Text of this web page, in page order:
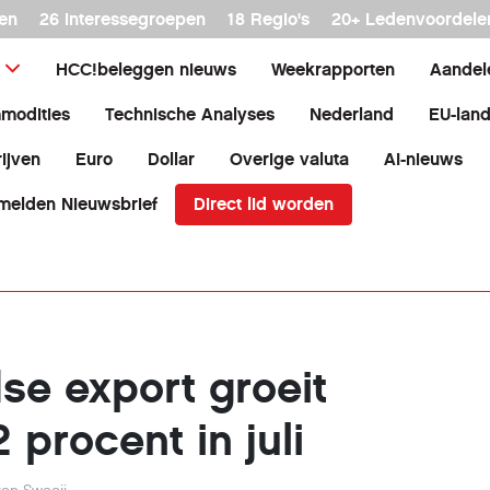
26 interessegroepen 18 Regio's 20+
HCC!beleggen nieuws Weekrapporten
Technische Analyses Nederland EU-
Euro Dollar Overige valuta AI-nieuws
Nieuwsbrief Direct lid worden
export groeit
procent in juli